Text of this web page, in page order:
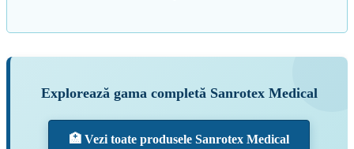
Explorează gama completă Sanrotex Medical
🏥 Vezi toate produsele Sanrotex Medical